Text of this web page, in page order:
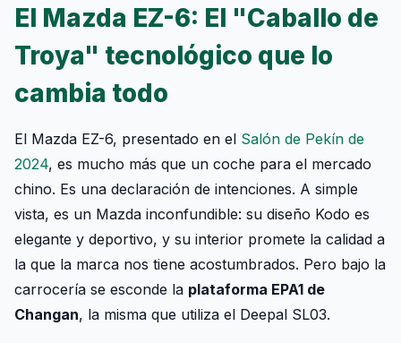
El Mazda EZ-6: El "Caballo de
Troya" tecnológico que lo
cambia todo
El Mazda EZ-6, presentado en el Salón de Pekín de
2024, es mucho más que un coche para el mercado
chino. Es una declaración de intenciones. A simple
vista, es un Mazda inconfundible: su diseño Kodo es
elegante y deportivo, y su interior promete la calidad a
la que la marca nos tiene acostumbrados. Pero bajo la
carrocería se esconde la plataforma EPA1 de
Changan, la misma que utiliza el Deepal SL03.